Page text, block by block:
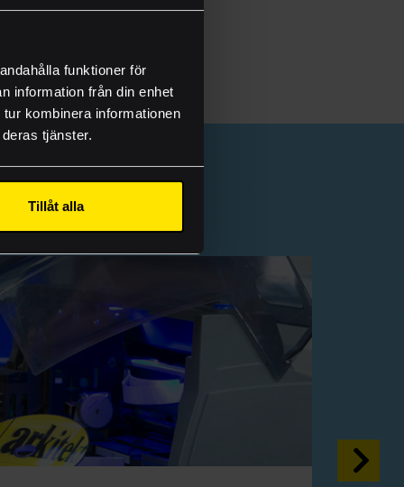
funktioner för
information från din enhet
kombinera informationen
tjänster.
Tillåt alla